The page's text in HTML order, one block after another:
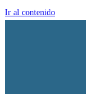
Ir al contenido